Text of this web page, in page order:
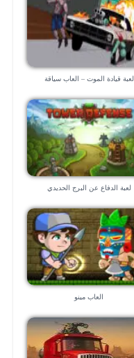
لعبة قيادة الموت – العاب سياقة
لعبة الدفاع عن البرج الحديدي
العاب مينو